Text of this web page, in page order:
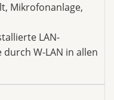
Mikrofonanlage,
LAN-
W-LAN in allen